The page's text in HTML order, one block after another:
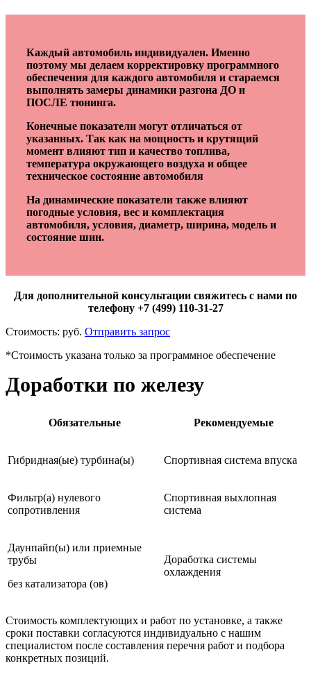
Каждый автомобиль индивидуален. Именно
поэтому мы делаем корректировку программного
обеспечения для каждого автомобиля и стараемся
выполнять замеры динамики разгона ДО и
ПОСЛЕ тюнинга.
Конечные показатели могут отличаться от
указанных. Так как на мощность и крутящий
момент влияют тип и качество топлива,
температура окружающего воздуха и общее
техническое состояние автомобиля
На динамические показатели также влияют
погодные условия, вес и комплектация
автомобиля, условия, диаметр, ширина, модель и
состояние шин.
Для дополнительной консультации свяжитесь с нами по
телефону +7 (499) 110-31-27
Стоимость: руб. Отправить запрос
*Стоимость указана только за программное обеспечение
Доработки по железу
Обязательные Рекомендуемые
Гибридная(ые) турбина(ы) Спортивная система впуска
Фильтр(а) нулевого
сопротивления
Спортивная выхлопная
система
Даунпайп(ы) или приемные
трубы
без катализатора (ов)
Доработка системы
охлаждения
Стоимость комплектующих и работ по установке, а также
сроки поставки согласуются индивидуально с нашим
специалистом после составления перечня работ и подбора
конкретных позиций.